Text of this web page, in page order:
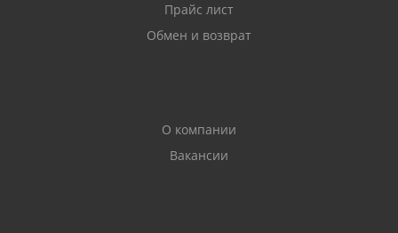
Прайс лист
Обмен и возврат
О компании
Вакансии